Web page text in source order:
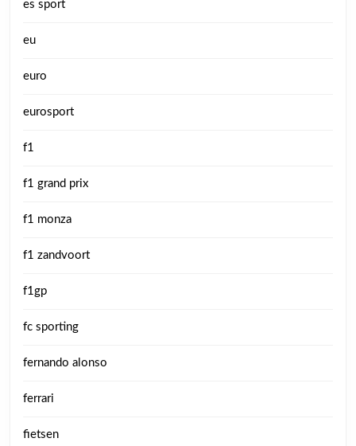
es sport
eu
euro
eurosport
f1
f1 grand prix
f1 monza
f1 zandvoort
f1gp
fc sporting
fernando alonso
ferrari
fietsen